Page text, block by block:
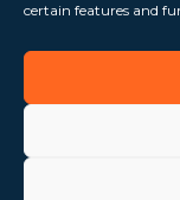
certain features and